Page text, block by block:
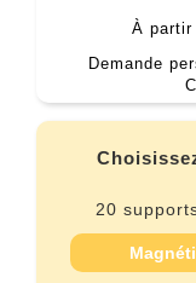
À partir
Demande
20